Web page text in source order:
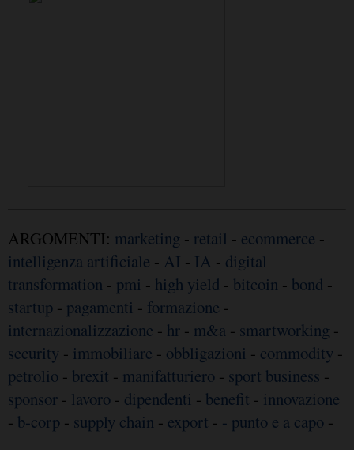
ARGOMENTI: marketing - retail - ecommerce -
intelligenza artificiale - AI - IA - digital
transformation - pmi - high yield - bitcoin - bond -
startup - pagamenti - formazione -
internazionalizzazione - hr - m&a - smartworking -
security - immobiliare - obbligazioni - commodity -
petrolio - brexit - manifatturiero - sport business -
sponsor - lavoro - dipendenti - benefit - innovazione
- b-corp - supply chain - export - - punto e a capo -